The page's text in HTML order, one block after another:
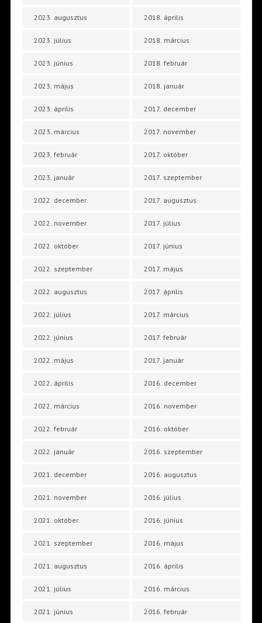
2023. augusztus
2023. július
2023. június
2023. május
2023. április
2023. március
2023. február
2023. január
2022. december
2022. november
2022. október
2022. szeptember
2022. augusztus
2022. július
2022. június
2022. május
2022. április
2022. március
2022. február
2022. január
2021. december
2021. november
2021. október
2021. szeptember
2021. augusztus
2021. július
2021. június
2018. április
2018. március
2018. február
2018. január
2017. december
2017. november
2017. október
2017. szeptember
2017. augusztus
2017. július
2017. június
2017. május
2017. április
2017. március
2017. február
2017. január
2016. december
2016. november
2016. október
2016. szeptember
2016. augusztus
2016. július
2016. június
2016. május
2016. április
2016. március
2016. február